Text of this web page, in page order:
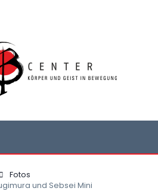
Fotos
und Sebsei Mini